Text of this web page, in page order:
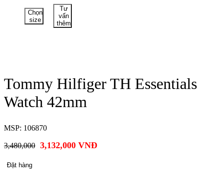
Chọn
size
Tư
vấn
thêm
Tommy Hilfiger TH Essentials
Watch 42mm
MSP: 106870
3,480,000 3,132,000 VNĐ
Đặt hàng